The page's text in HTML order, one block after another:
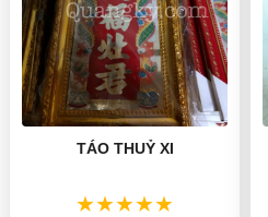
TÁO THUỶ XI